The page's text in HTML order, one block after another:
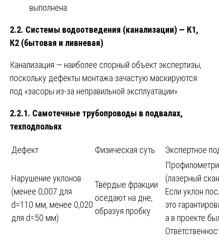
выполнена.
2.2. Системы водоотведения (канализации) — К1,
К2 (бытовая и ливневая)
Канализация — наиболее спорный объект экспертизы,
поскольку дефекты монтажа зачастую маскируются
под «засоры из-за неправильной эксплуатации».
2.2.1. Самотечные трубопроводы в подвалах,
техподпольях
Дефект Физическая суть Экспертное
Нарушение уклонов
(менее 0,007 для
d=110 мм, менее 0,020
для d=50 мм)
Твёрдые фракции
оседают на дне,
образуя пробку
(лазерный
Если уклон
это
а в проекте